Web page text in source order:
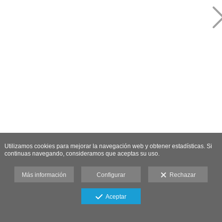
Utilizamos cookies para mejorar la navegación web y obtener estadísticas. Si
continuas navegando, consideramos que aceptas su uso.
Más información Configurar Rechazar
Aceptar